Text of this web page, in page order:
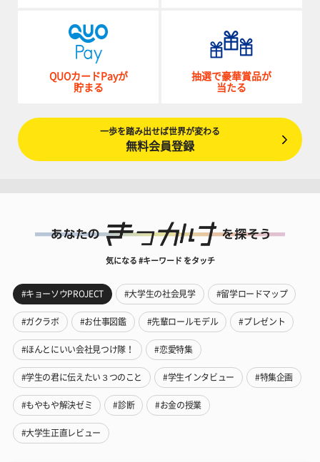
QUOカードPayが
貯まる
抽選で豪華賞品が
当たる
一歩を踏み出せば世界が変わる
無料会員登録
気になる #キーワード をタッチ
#キョーソウPROJECT #大学生の社会見学 #留学ロードマップ
#ガクラボ #お仕事図鑑 #先輩ロールモデル #プレゼント
#ほんとにいい会社見つけ隊！ #恋愛特集
#学生の君に伝えたい３つのこと #学生インタビュー #特集企画
#もやもや解決ゼミ #診断 #お金の授業
#大学生正直レビュー